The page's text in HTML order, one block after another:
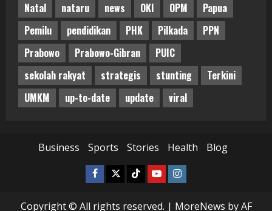
Natal
nataru news OKI OPM
Papua
Pemilu
pendidikan PHK Pilkada
PPN
Prabowo
Prabowo-Gibran
PUIC
sekolah rakyat
strategis stunting
Terkini
UMKM
up-to-date update viral
Business Sports Stories Health Blog
Facebook
TwitterTiktokYoutubeInstagram
Copyright © All rights reserved. | MoreNews by AF